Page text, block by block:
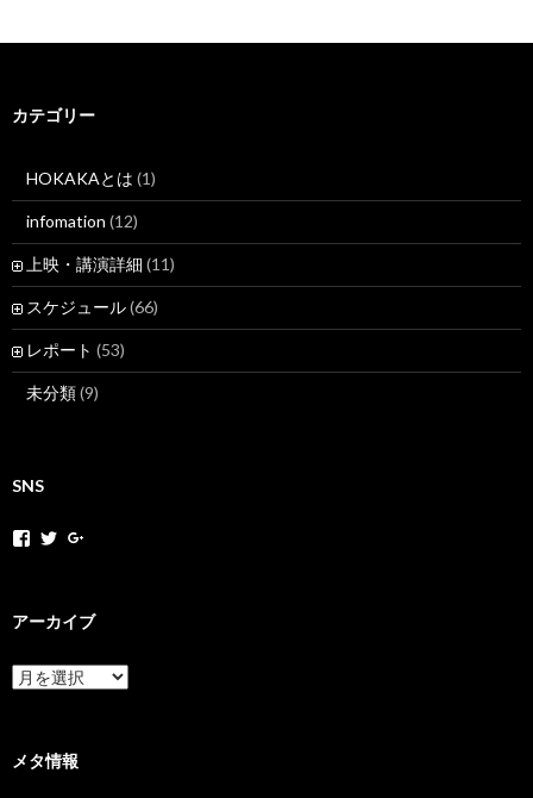
カテゴリー
HOKAKAとは (1)
infomation (12)
上映・講演詳細 (11)
スケジュール(66)
レポート (53)
未分類(9)
SNS
o
v
プ
k
a
e
t
プ
a
k
N
e
アーカイブ
ア
ー
ブ
メタ情報